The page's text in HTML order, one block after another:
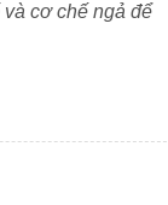
cơ chế ngả để